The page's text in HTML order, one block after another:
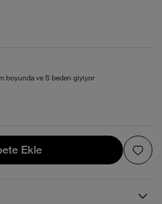
boyunda ve S beden giyiyor
Ekle